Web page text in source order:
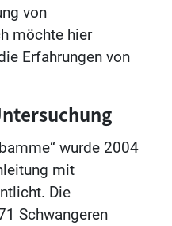
von
möchte hier
Erfahrungen von
wurde 2004
mit
Die
Schwangeren